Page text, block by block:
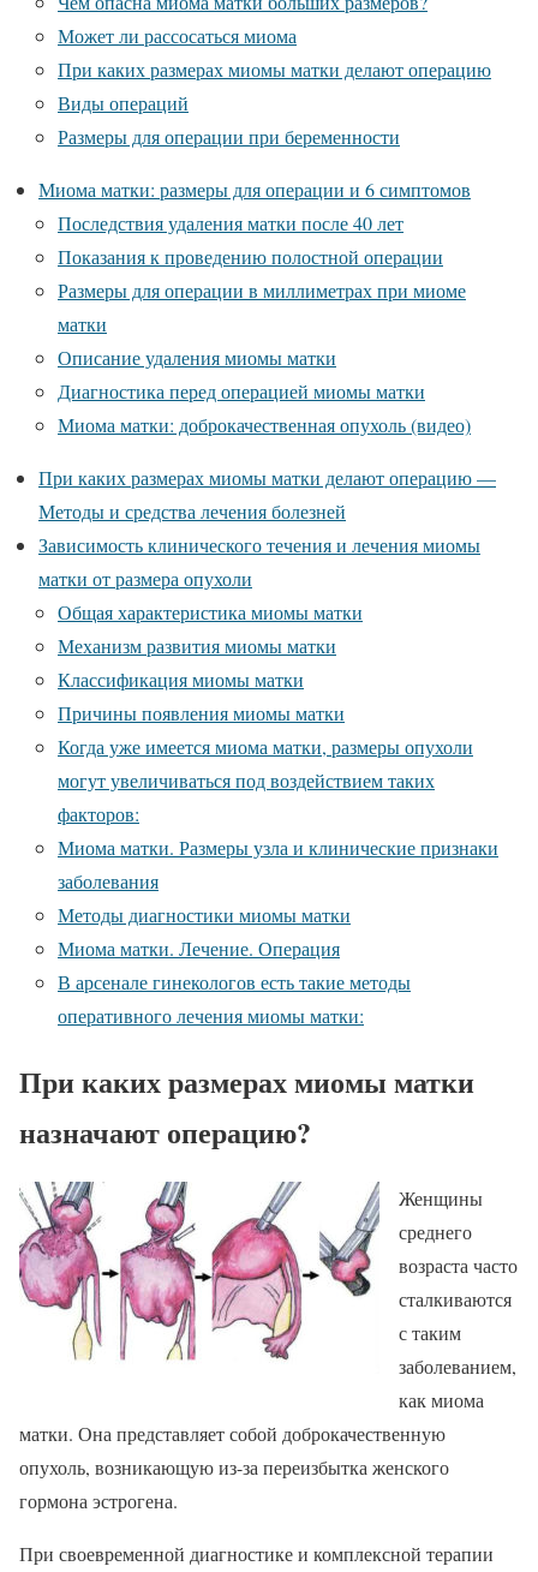
Может ли рассосаться миома
При каких размерах миомы матки делают операцию
Виды операций
Размеры для операции при беременности
Миома матки: размеры для операции и 6 симптомов
Последствия удаления матки после 40 лет
Показания к проведению полостной операции
Размеры для операции в миллиметрах при миоме
матки
Описание удаления миомы матки
Диагностика перед операцией миомы матки
Миома матки: доброкачественная опухоль (видео)
При каких размерах миомы матки делают операцию —
Методы и средства лечения болезней
Зависимость клинического течения и лечения миомы
матки от размера опухоли
Общая характеристика миомы матки
Механизм развития миомы матки
Классификация миомы матки
Причины появления миомы матки
Когда уже имеется миома матки, размеры опухоли
могут увеличиваться под воздействием таких
факторов:
Миома матки. Размеры узла и клинические признаки
заболевания
Методы диагностики миомы матки
Миома матки. Лечение. Операция
В арсенале гинекологов есть такие методы
оперативного лечения миомы матки:
При каких размерах миомы матки
назначают операцию?
Женщины
среднего
возраста часто
сталкиваются
с таким
заболеванием,
как миома
матки. Она представляет собой доброкачественную
опухоль, возникающую из-за переизбытка женского
гормона эстрогена.
При своевременной диагностике и комплексной терапии